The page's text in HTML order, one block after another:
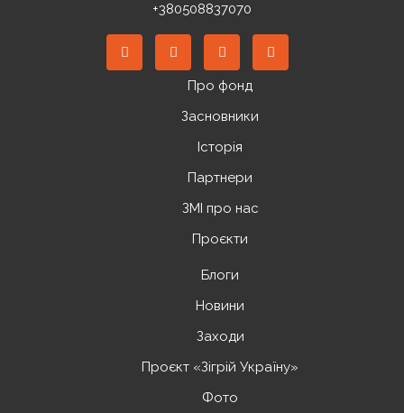
+380508837070
Про фонд
Засновники
Історія
Партнери
ЗМІ про нас
Проєкти
Блоги
Новини
Заходи
Проєкт «Зігрій Україну»
Фото